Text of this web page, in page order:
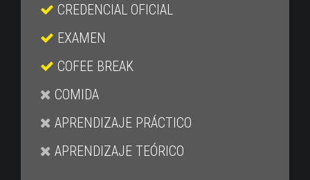
CREDENCIAL OFICIAL
EXAMEN
COFEE BREAK
COMIDA
APRENDIZAJE PRÁCTICO
APRENDIZAJE TEÓRICO